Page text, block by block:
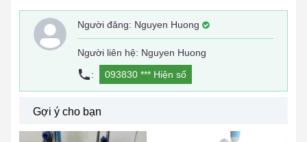
Người đăng: Nguyen Huong
Người liên hệ: Nguyen Huong
:
093830 *** Hiện số
Gợi ý cho bạn